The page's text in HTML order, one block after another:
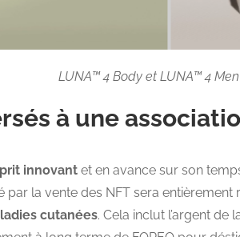
LUNA™ 4 Body et LUNA™ 4
à une
innovantet en avance sur son
par la vente des NFT sera
cutanées. Cela inclut l’argent de